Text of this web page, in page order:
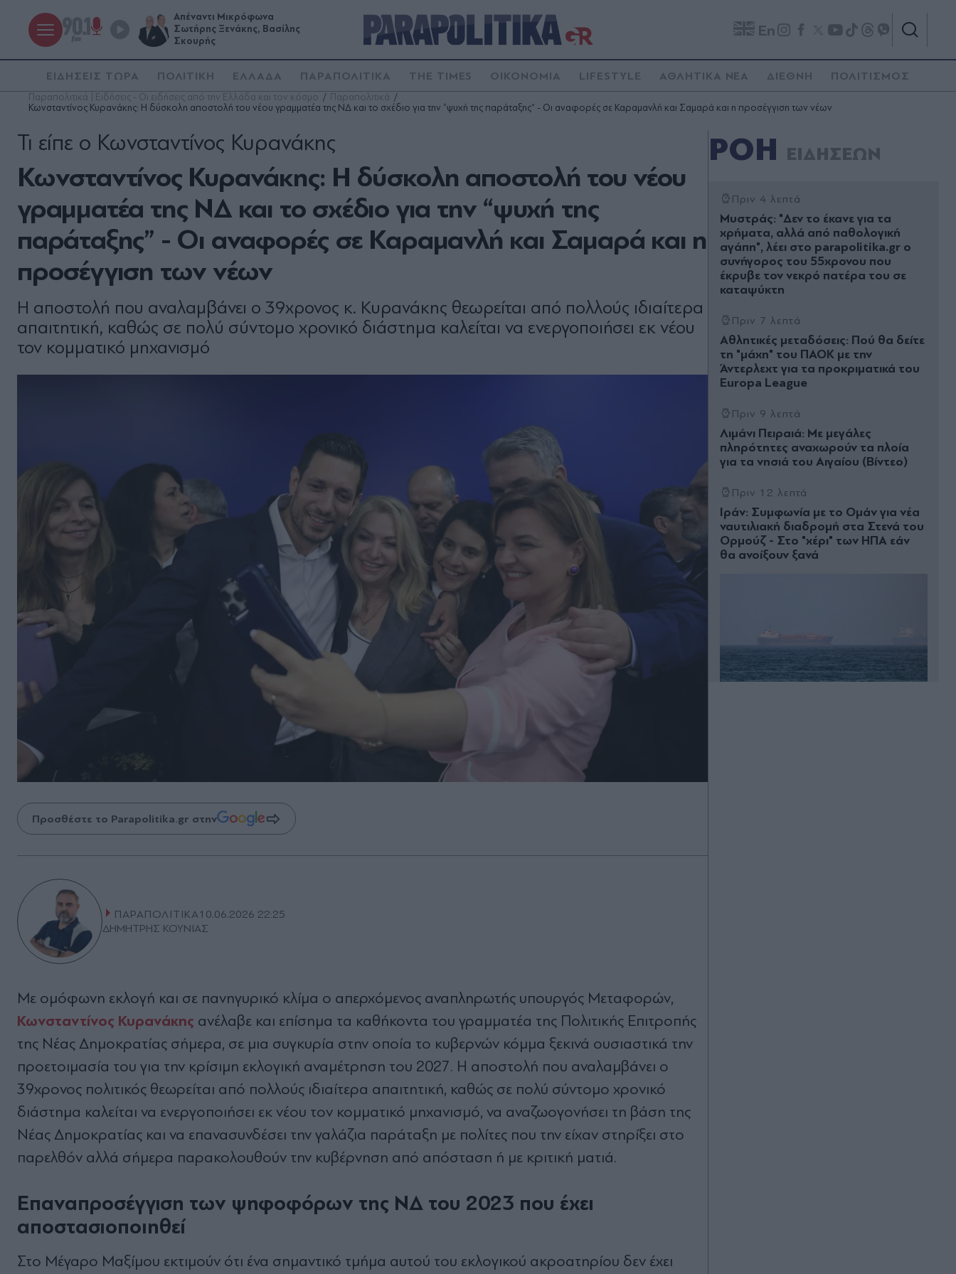
Απέναντι Μικρόφωνα
Σωτήρης Ξενάκης, Βασίλης
Σκουρής
En
ΕΙΔΗΣΕΙΣ ΤΩΡΑ ΠΟΛΙΤΙΚΗ ΕΛΛΑΔΑ ΠΑΡΑΠΟΛΙΤΙΚΑ THE TIMES ΟΙΚΟΝΟΜΙΑ LIFESTYLE ΑΘΛΗΤΙΚΑ ΝΕΑ ΔΙΕΘΝΗ ΠΟΛΙΤΙΣΜΟΣ
Παραπολιτικά | Ειδήσεις - Οι ειδήσεις από την Ελλάδα και τον κόσμο
Παραπολιτικά
Κωνσταντίνος Κυρανάκης: Η δύσκολη αποστολή του νέου γραμματέα της ΝΔ και το σχέδιο για την “ψυχή της παράταξης” - Οι αναφορές σε Καραμανλή και Σαμαρά και η προσέγγιση των νέων
Κωνσταντίνος Κυρανάκης: Η δύσκολη αποστολή του νέου
γραμματέα της ΝΔ και το σχέδιο για την “ψυχή της
παράταξης” - Οι αναφορές σε Καραμανλή και Σαμαρά και η
προσέγγιση των νέων
Τι είπε ο Κωνσταντίνος Κυρανάκης
Η αποστολή που αναλαμβάνει ο 39χρονος κ. Κυρανάκης θεωρείται από πολλούς ιδιαίτερα
απαιτητική, καθώς σε πολύ σύντομο χρονικό διάστημα καλείται να ενεργοποιήσει εκ νέου
τον κομματικό μηχανισμό
Προσθέστε το Parapolitika.gr στην
ΠΑΡΑΠΟΛΙΤΙΚΑ10.06.2026 22:25
ΔΗΜΗΤΡΗΣ ΚΟΥΝΙΑΣ
Με ομόφωνη εκλογή και σε πανηγυρικό κλίμα ο απερχόμενος αναπληρωτής υπουργός Μεταφορών,
Κωνσταντίνος Κυρανάκης ανέλαβε και επίσημα τα καθήκοντα του γραμματέα της Πολιτικής Επιτροπής
της Νέας Δημοκρατίας σήμερα, σε μια συγκυρία στην οποία το κυβερνών κόμμα ξεκινά ουσιαστικά την
προετοιμασία του για την κρίσιμη εκλογική αναμέτρηση του 2027. Η αποστολή που αναλαμβάνει ο
39χρονος πολιτικός θεωρείται από πολλούς ιδιαίτερα απαιτητική, καθώς σε πολύ σύντομο χρονικό
διάστημα καλείται να ενεργοποιήσει εκ νέου τον κομματικό μηχανισμό, να αναζωογονήσει τη βάση της
Νέας Δημοκρατίας και να επανασυνδέσει την γαλάζια παράταξη με πολίτες που την είχαν στηρίξει στο
παρελθόν αλλά σήμερα παρακολουθούν την κυβέρνηση από απόσταση ή με κριτική ματιά.
Επαναπροσέγγιση των ψηφοφόρων της ΝΔ του 2023 που έχει
αποστασιοποιηθεί
Στο Μέγαρο Μαξίμου εκτιμούν ότι ένα σημαντικό τμήμα αυτού του εκλογικού ακροατηρίου δεν έχει
ΡΟΗ ΕΙΔΗΣΕΩΝ
Πριν 4 λεπτά
Μυστράς: "Δεν το έκανε για τα
χρήματα, αλλά από παθολογική
αγάπη", λέει στο parapolitika.gr ο
συνήγορος του 55χρονου που
έκρυβε τον νεκρό πατέρα του σε
καταψύκτη
Πριν 7 λεπτά
Αθλητικές μεταδόσεις: Πού θα δείτε
τη "μάχη" του ΠΑΟΚ με την
Άντερλεχτ για τα προκριματικά του
Europa League
Πριν 9 λεπτά
Λιμάνι Πειραιά: Με μεγάλες
πληρότητες αναχωρούν τα πλοία
για τα νησιά του Αιγαίου (Βίντεο)
Πριν 12 λεπτά
Ιράν: Συμφωνία με το Ομάν για νέα
ναυτιλιακή διαδρομή στα Στενά του
Ορμούζ - Στο "χέρι" των ΗΠΑ εάν
θα ανοίξουν ξανά